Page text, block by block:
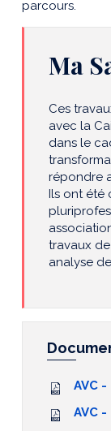
parcours.
Ma
Ces
avec la
dans le
répondre
Ils ont été
travaux de
analyse
AVC
AVC